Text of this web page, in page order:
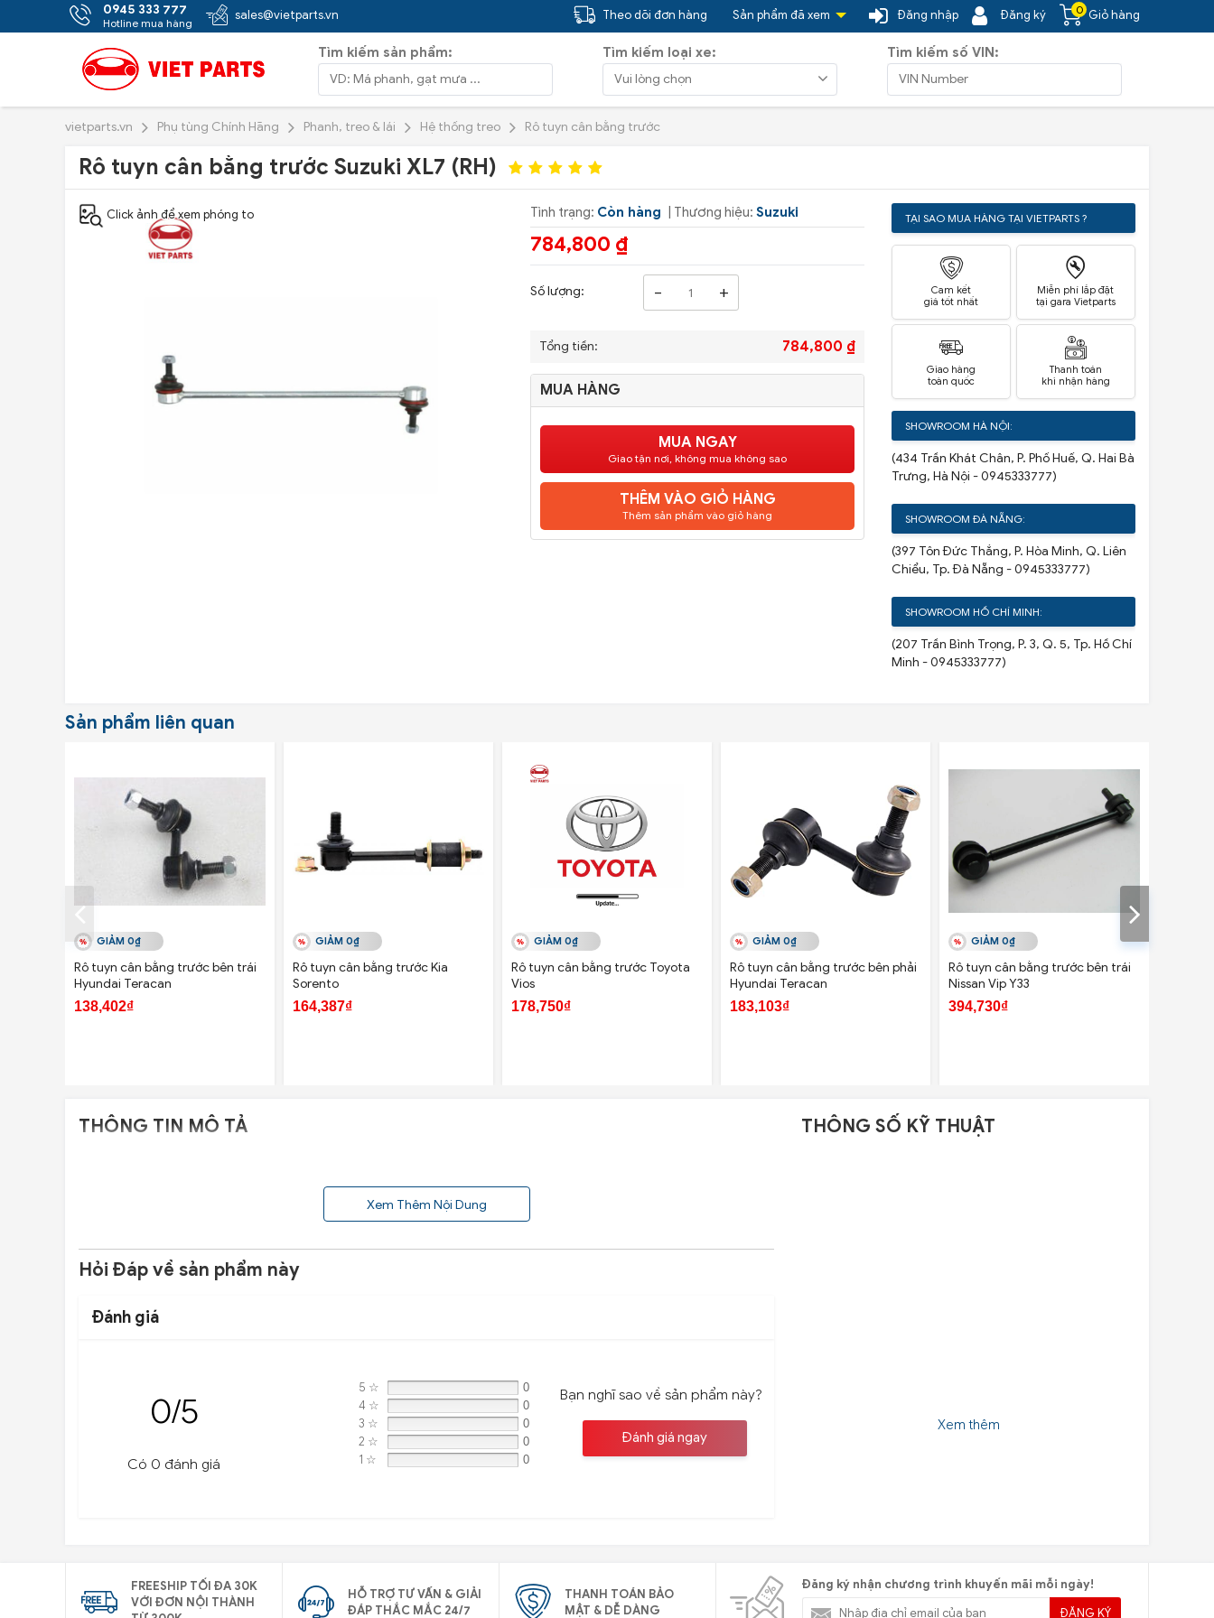
0945 333 777
Hotline mua hàng
sales@vietparts.vn 0 Giỏ hàng
Đăng ký
Đăng nhập
Sản phẩm đã xem
Theo dõi đơn hàng
Tìm kiếm sản phẩm: Tìm kiếm loại xe: Tìm kiếm số VIN:
vietparts.vn Phụ tùng Chính Hãng Phanh, treo & lái Hệ thống treo Rô tuyn cân bằng trước
Rô tuyn cân bằng trước Suzuki XL7 (RH)
Click ảnh để xem phóng to Tình trạng: Còn hàng | Thương hiệu: Suzuki
784,800 ₫
Số lượng: - +
Tổng tiền: 784,800 ₫
MUA HÀNG
MUA NGAY
Giao tận nơi, không mua không sao
THÊM VÀO GIỎ HÀNG
Thêm sản phẩm vào giỏ hàng
TẠI SAO MUA HÀNG TẠI VIETPARTS ?
Cam kết
giá tốt nhất
Miễn phí lắp đặt
tại gara Vietparts
Giao hàng
toàn quốc
Thanh toán
khi nhận hàng
SHOWROOM HÀ NỘI:
(434 Trần Khát Chân, P. Phố Huế, Q. Hai Bà
Trưng, Hà Nội - 0945333777)
SHOWROOM ĐÀ NẴNG:
(397 Tôn Đức Thắng, P. Hòa Minh, Q. Liên
Chiểu, Tp. Đà Nẵng - 0945333777)
SHOWROOM HỒ CHÍ MINH:
(207 Trần Bình Trọng, P. 3, Q. 5, Tp. Hồ Chí
Minh - 0945333777)
Sản phẩm liên quan
GIẢM 0₫
Rô tuyn cân bằng trước bên trái
Hyundai Teracan
138,402₫
GIẢM 0₫
Rô tuyn cân bằng trước Kia
Sorento
164,387₫
GIẢM 0₫
Rô tuyn cân bằng trước Toyota
Vios
178,750₫
GIẢM 0₫
Rô tuyn cân bằng trước bên phải
Hyundai Teracan
183,103₫
GIẢM 0₫
Rô tuyn cân bằng trước bên trái
Nissan Vip Y33
394,730₫
THÔNG TIN MÔ TẢ
Xem Thêm Nội Dung
Hỏi Đáp về sản phẩm này
Đánh giá
0/5
Có 0 đánh giá
5 ☆ 0
4 ☆ 0
3 ☆ 0
2 ☆ 0
1 ☆ 0
Bạn nghĩ sao về sản phẩm này?
Đánh giá ngay
THÔNG SỐ KỸ THUẬT
Xem thêm
FREESHIP TỐI ĐA 30K
VỚI ĐƠN NỘI THÀNH
HỖ TRỢ TƯ VẤN & GIẢI
ĐÁP THẮC MẮC 24/7
THANH TOÁN BẢO
MẬT & DỄ DÀNG
Đăng ký nhận chương trình khuyến mãi mỗi ngày!
ĐĂNG KÝ